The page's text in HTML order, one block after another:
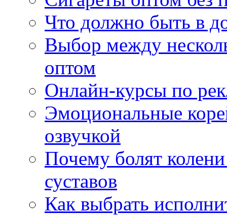
Что должно быть в
Выбор между
оптом
Онлайн-курсы по
Эмоциональные
озвучкой
Почему болят
суставов
Как выбрать